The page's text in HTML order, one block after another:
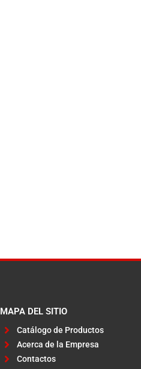
MAPA DEL SITIO
Catálogo de Productos
Acerca de la Empresa
Contactos